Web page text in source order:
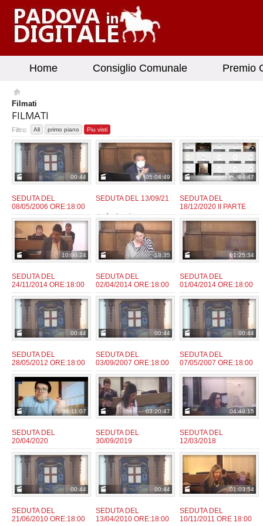
Home Consiglio Comunale Premio
Filmati
FILMATI
Filtro: All primo piano Piu visti
00:44
SEDUTA DEL
08/05/2006 ORE:18:00
da:admin
05:04:49
SEDUTA DEL 13/09/21
da:fantozzie
04:47
SEDUTA DEL
18/12/2020 II PARTE
da:fantozzie
10:00:24
SEDUTA DEL
24/11/2014 ORE:18:00
da:admin
18:35
SEDUTA DEL
02/04/2014 ORE:18:00
da:admin
01:25:34
SEDUTA DEL
01/04/2014 ORE:18:00
da:admin
00:44
SEDUTA DEL
28/05/2012 ORE:18:00
da:admin
00:44
SEDUTA DEL
03/09/2007 ORE:18:00
da:admin
00:44
SEDUTA DEL
07/05/2007 ORE:18:00
da:admin
05:11:07
SEDUTA DEL
20/04/2020
da:fantozzie
03:20:47
SEDUTA DEL
30/09/2019
da:fantozzie
04:49:15
SEDUTA DEL
12/03/2018
da:giaconm
00:44
SEDUTA DEL
21/06/2010 ORE:18:00
00:44
SEDUTA DEL
13/04/2010 ORE:18:00
01:03:54
SEDUTA DEL
10/11/2011 ORE 18:00